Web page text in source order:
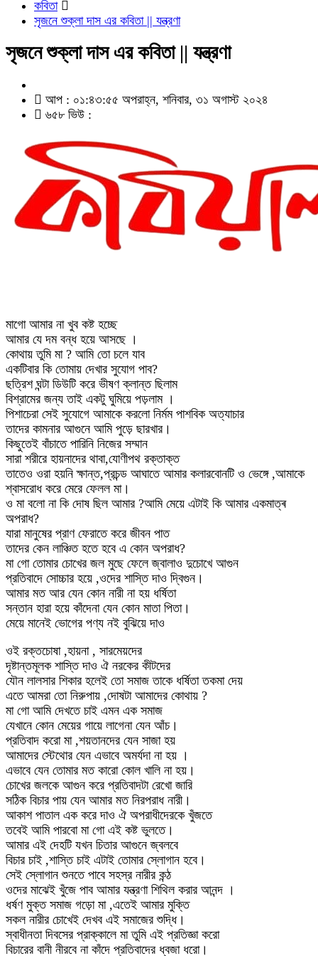
কবিতা
সৃজনে শুক্লা দাস এর কবিতা || যন্ত্রণা
সৃজনে শুক্লা দাস এর কবিতা || যন্ত্রণা
আপ : ০১:৪৩:৫৫ অপরাহ্ন, শনিবার, ৩১ অগাস্ট ২০২৪
৬৫৮ ভিউ :
মাগো আমার না খুব কষ্ট হচ্ছে
আমার যে দম বন্ধ হয়ে আসছে ।
কোথায় তুমি মা ? আমি তো চলে যাব
একটিবার কি তোমায় দেখার সুযোগ পাব?
ছত্রিশ ঘন্টা ডিউটি করে ভীষণ ক্লান্ত ছিলাম
বিশ্রামের জন্য তাই একটু ঘুমিয়ে পড়লাম ।
পিশাচেরা সেই সুযোগে আমাকে করলো নির্মম পাশবিক অত্যাচার
তাদের কামনার আগুনে আমি পুড়ে ছারখার।
কিছুতেই বাঁচাতে পারিনি নিজের সম্মান
সারা শরীরে হায়নাদের থাবা,যোণীপথ রক্তাক্ত
তাতেও ওরা হয়নি ক্ষান্ত,প্রচন্ড আঘাতে আমার কলারবোনটি ও ভেঙ্গে ,আমাকে
শ্বাসরোধ করে মেরে ফেলল মা।
ও মা বলো না কি দোষ ছিল আমার ?আমি মেয়ে এটাই কি আমার একমাত্ৰ
অপরাধ?
যারা মানুষের প্রাণ ফেরাতে করে জীবন পাত
তাদের কেন লাঞ্চিত হতে হবে এ কোন অপরাধ?
মা গো তোমার চোখের জল মুছে ফেলে জ্বালাও দুচোখে আগুন
প্রতিবাদে সোচ্চার হয়ে ,ওদের শাস্তি দাও দ্বিগুন।
আমার মত আর যেন কোন নারী না হয় ধর্ষিতা
সন্তান হারা হয়ে কাঁদেনা যেন কোন মাতা পিতা।
মেয়ে মানেই ভোগের পণ্য নই বুঝিয়ে দাও
ওই রক্তচোষা ,হায়না , সারমেয়দের
দৃষ্টান্তমূলক শাস্তি দাও ঐ নরকের কীটদের
যৌন লালসার শিকার হলেই তো সমাজ তাকে ধর্ষিতা তকমা দেয়
এতে আমরা তো নিরুপায় ,দোষটা আমাদের কোথায় ?
মা গো আমি দেখতে চাই এমন এক সমাজ
যেখানে কোন মেয়ের গায়ে লাগেনা যেন আঁচ।
প্রতিবাদ করো মা ,শয়তানদের যেন সাজা হয়
আমাদের স্টেথোর যেন এভাবে অমর্যদা না হয় ।
এভাবে যেন তোমার মত কারো কোল খালি না হয়।
চোখের জলকে আগুন করে প্রতিবাদটা রেখো জারি
সঠিক বিচার পায় যেন আমার মত নিরপরাধ নারী।
আকাশ পাতাল এক করে দাও ঐ অপরাধীদেরকে খুঁজতে
তবেই আমি পারবো মা গো এই কষ্ট ভুলতে।
আমার এই দেহটি যখন চিতার আগুনে জ্বলবে
বিচার চাই ,শাস্তি চাই এটাই তোমার স্লোগান হবে।
সেই স্লোগান শুনতে পাবে সহস্র নারীর কন্ঠ
ওদের মাঝেই খুঁজে পাব আমার যন্ত্রণা শিথিল করার আনন্দ ।
ধর্ষণ মুক্ত সমাজ গড়ো মা ,এতেই আমার মুক্তি
সকল নারীর চোখেই দেখব এই সমাজের শুদ্ধি।
স্বাধীনতা দিবসের প্রাক্কালে মা তুমি এই প্রতিজ্ঞা করো
বিচারের বানী নীরবে না কাঁদে প্রতিবাদের ধ্বজা ধরো।